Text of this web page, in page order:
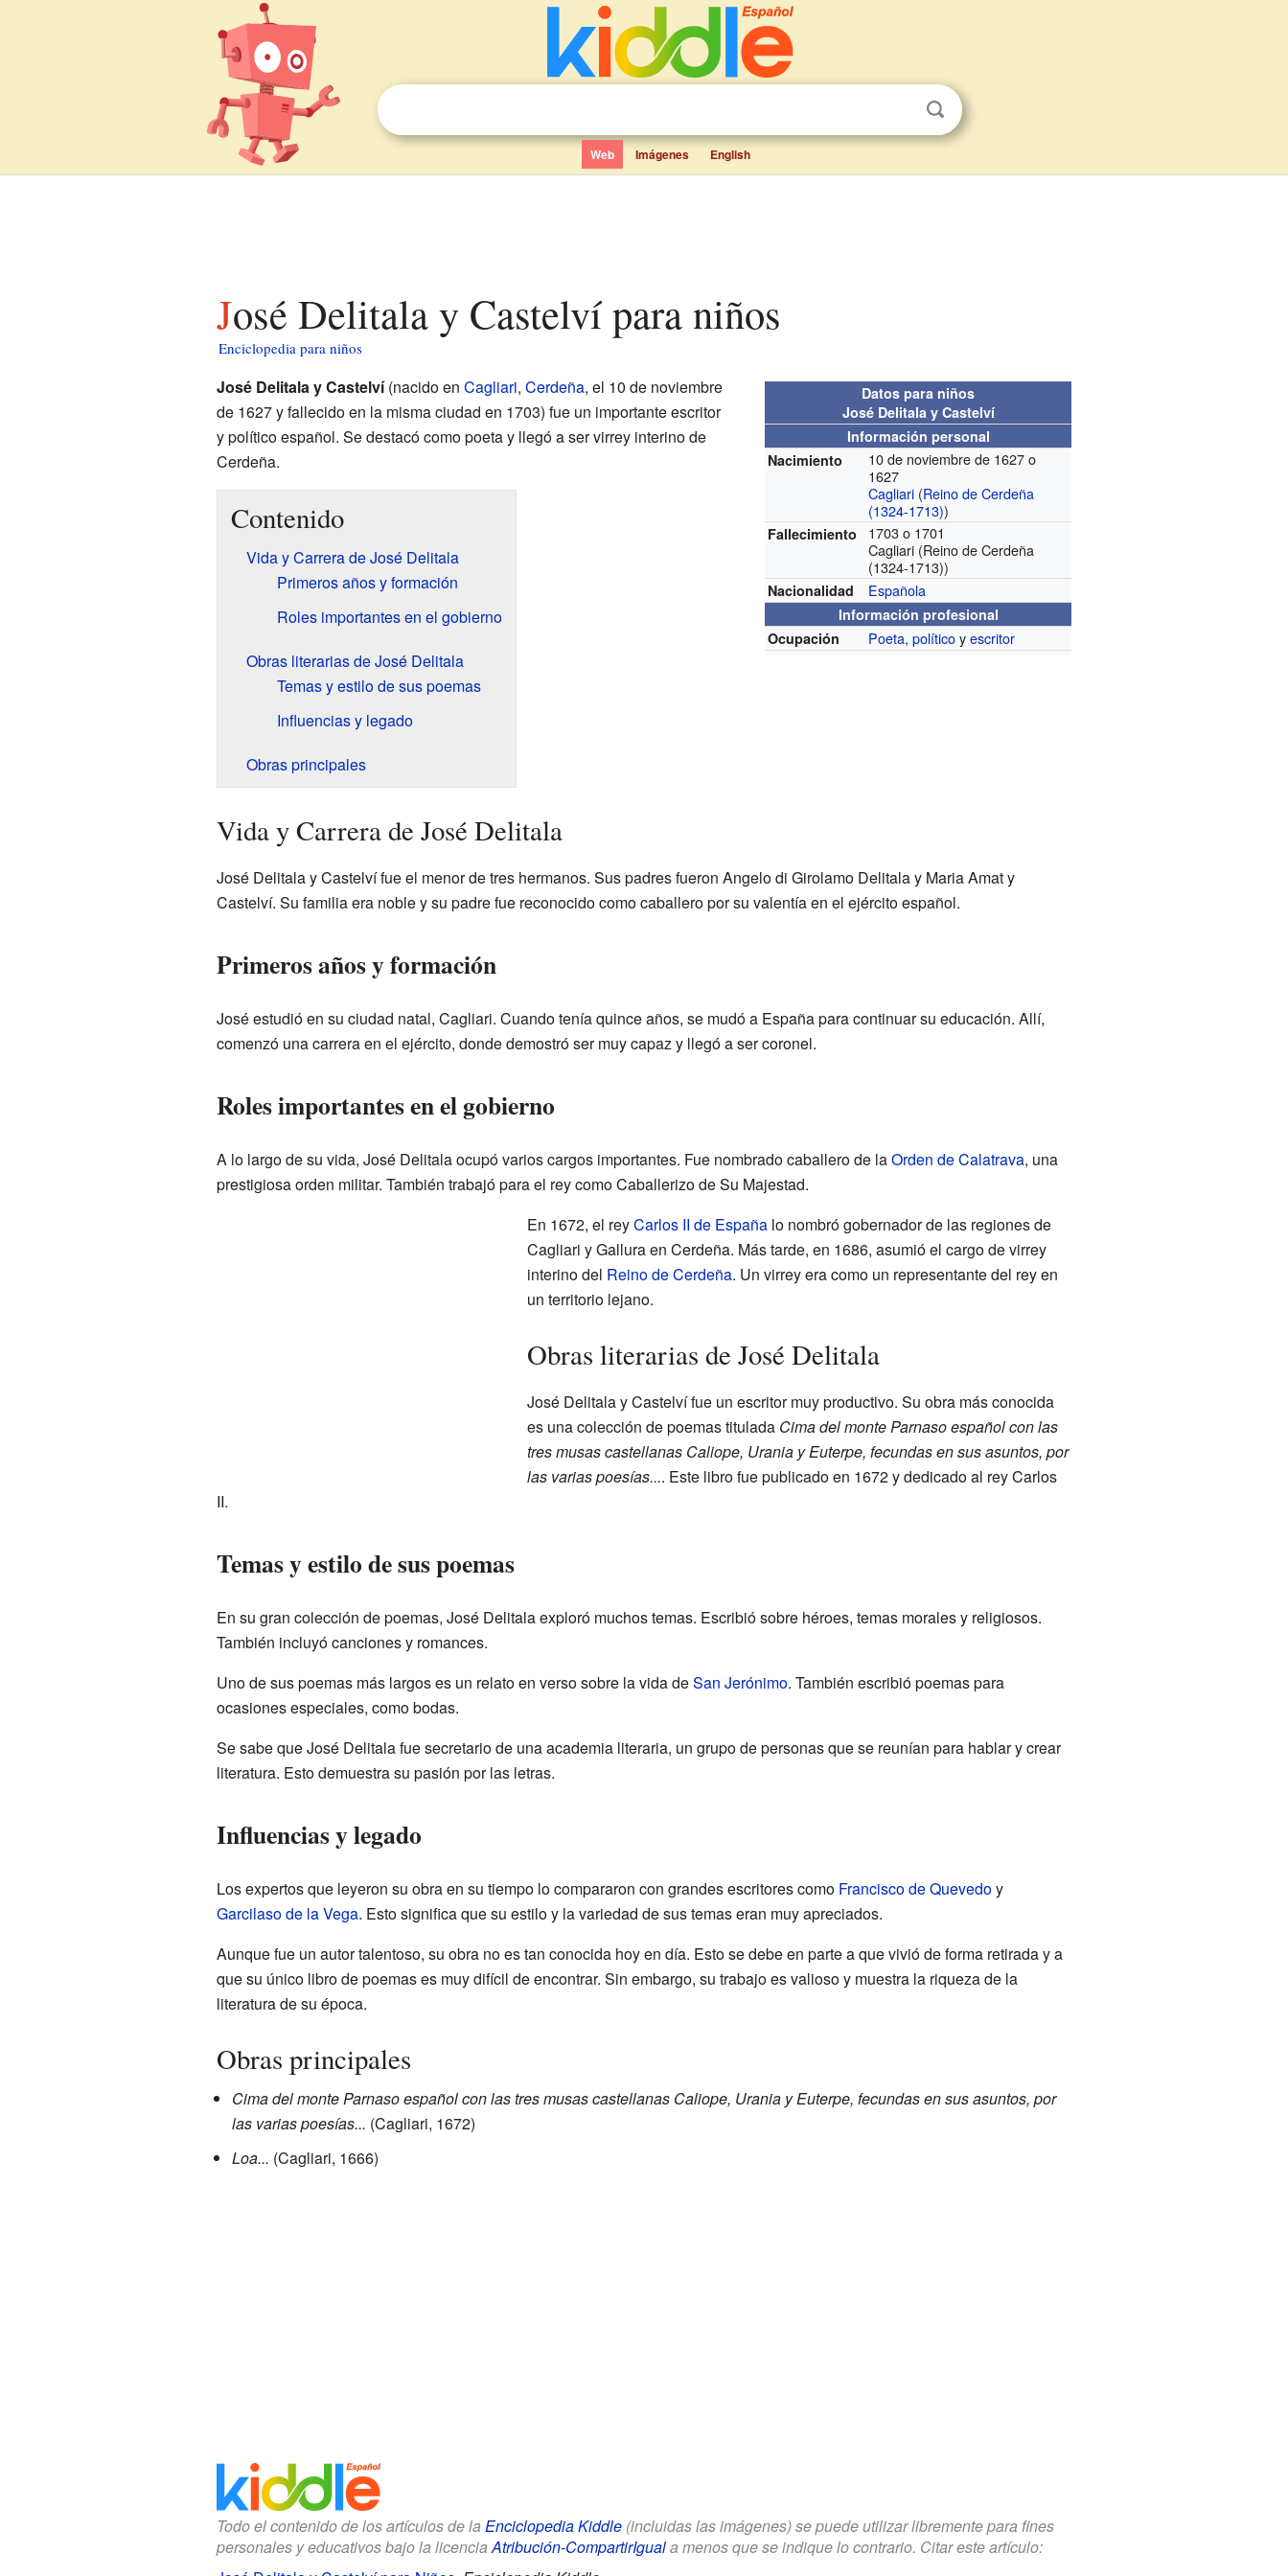
Web Imágenes English
José Delitala y Castelví para niños
Enciclopedia para niños
Datos para niños
José Delitala y Castelví
Información personal
Nacimiento
10 de noviembre de 1627 o
1627
Cagliari (Reino de Cerdeña
(1324-1713))
Fallecimiento
1703 o 1701
Cagliari (Reino de Cerdeña
(1324-1713))
Nacionalidad Española
Información profesional
Ocupación
Poeta,políticoyescritor
José Delitala y Castelví(nacido en Cagliari, Cerdeña, el 10 de noviembre
de 1627 y fallecido en la misma ciudad en 1703) fue un importante escritor
y político español. Se destacó como poeta y llegó a ser virrey interino de
Cerdeña.
Contenido
Vida y Carrera de José Delitala
Primeros años y formación
Roles importantes en el gobierno
Obras literarias de José Delitala
Temas y estilo de sus poemas
Influencias y legado
Obras principales
Vida y Carrera de José Delitala
José Delitala y Castelví fue el menor de tres hermanos. Sus padres fueron Angelo di Girolamo Delitala y Maria Amat y
Castelví. Su familia era noble y su padre fue reconocido como caballero por su valentía en el ejército español.
Primeros años y formación
José estudió en su ciudad natal, Cagliari. Cuando tenía quince años, se mudó a España para continuar su educación. Allí,
comenzó una carrera en el ejército, donde demostró ser muy capaz y llegó a ser coronel.
Roles importantes en el gobierno
A lo largo de su vida, José Delitala ocupó varios cargos importantes. Fue nombrado caballero de laOrden de Calatrava, una
prestigiosa orden militar. También trabajó para el rey como Caballerizo de Su Majestad.
En 1672, el reyCarlos II de Españalo nombró gobernador de las regiones de
Cagliari y Gallura en Cerdeña. Más tarde, en 1686, asumió el cargo de virrey
interino del Reino de Cerdeña. Un virrey era como un representante del rey en
un territorio lejano.
Obras literarias de José Delitala
José Delitala y Castelví fue un escritor muy productivo. Su obra más conocida
es una colección de poemas titulada Cima del monte Parnaso español con las
tres musas castellanas Caliope, Urania y Euterpe, fecundas en sus asuntos, por
las varias poesías.... Este libro fue publicado en 1672 y dedicado al rey Carlos
II.
Temas y estilo de sus poemas
En su gran colección de poemas, José Delitala exploró muchos temas. Escribió sobre héroes, temas morales y religiosos.
También incluyó canciones y romances.
Uno de sus poemas más largos es un relato en verso sobre la vida deSan Jerónimo. También escribió poemas para
ocasiones especiales, como bodas.
Se sabe que José Delitala fue secretario de una academia literaria, un grupo de personas que se reunían para hablar y crear
literatura. Esto demuestra su pasión por las letras.
Influencias y legado
Los expertos que leyeron su obra en su tiempo lo compararon con grandes escritores como Francisco de Quevedoy
Garcilaso de la Vega. Esto significa que su estilo y la variedad de sus temas eran muy apreciados.
Aunque fue un autor talentoso, su obra no es tan conocida hoy en día. Esto se debe en parte a que vivió de forma retirada y a
que su único libro de poemas es muy difícil de encontrar. Sin embargo, su trabajo es valioso y muestra la riqueza de la
literatura de su época.
Obras principales
Cima del monte Parnaso español con las tres musas castellanas Caliope, Urania y Euterpe, fecundas en sus asuntos, por
las varias poesías... (Cagliari, 1672)
Loa... (Cagliari, 1666)
Todo el contenido de los artículos de la Enciclopedia Kiddle(incluidas las imágenes) se puede utilizar libremente para fines
personales y educativos bajo la licenciaAtribución-CompartirIguala menos que se indique lo contrario. Citar este artículo: